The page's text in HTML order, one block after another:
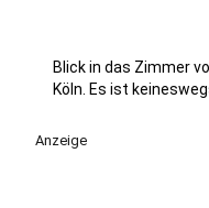
Blick in das Zimmer
Köln. Es ist
Anzeige